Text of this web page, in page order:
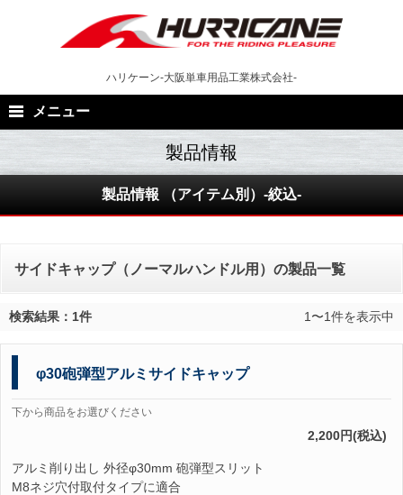
ハリケーン-大阪単車用品工業株式会社-
メニュー
製品情報 （アイテム別）-絞込-
サイドキャップ（ノーマルハンドル用）の製品一覧
検索結果：1件 1〜1件を表示中
φ30砲弾型アルミサイドキャップ
下から商品をお選びください
2,200円(税込)
アルミ削り出し 外径φ30mm 砲弾型スリット
M8ネジ穴付取付タイプに適合